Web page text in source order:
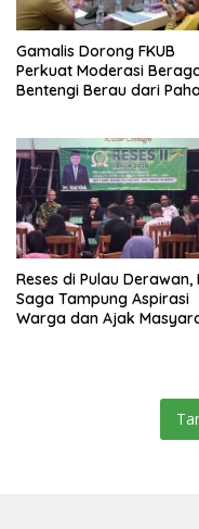
Gamalis Dorong FKUB
Perkuat Moderasi
Bentengi Berau dari
Reses di Pulau Derawan,
Saga Tampung Aspirasi
Warga dan Ajak